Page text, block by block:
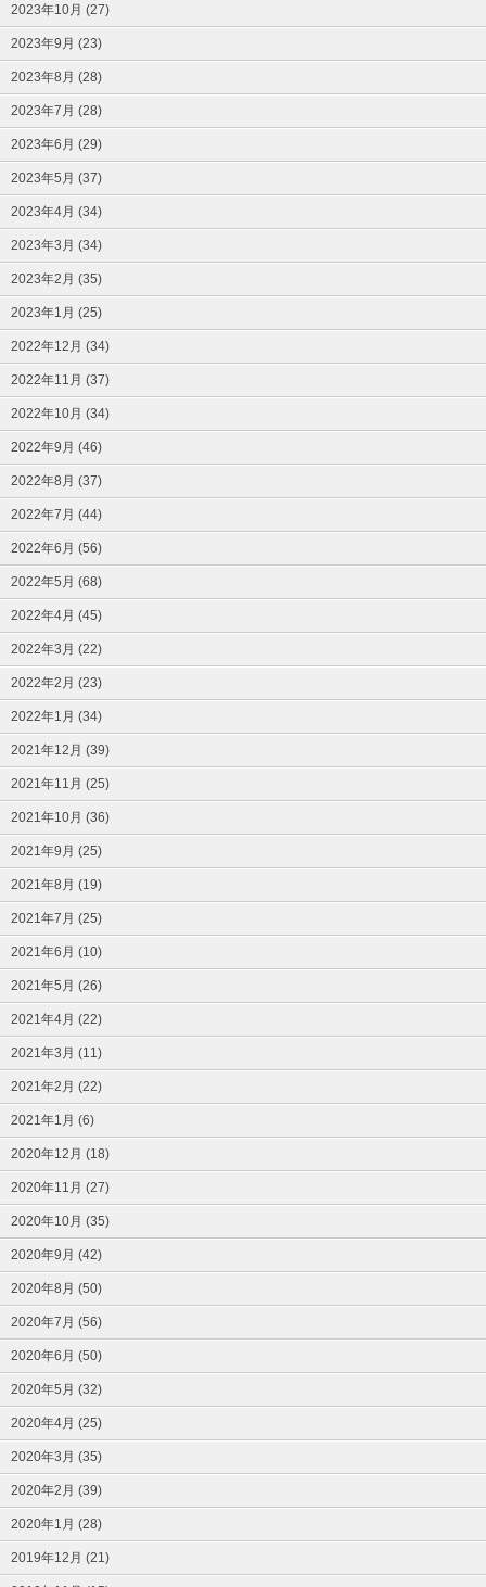
2023年10月 (27)
2023年9月 (23)
2023年8月 (28)
2023年7月 (28)
2023年6月 (29)
2023年5月 (37)
2023年4月 (34)
2023年3月 (34)
2023年2月 (35)
2023年1月 (25)
2022年12月 (34)
2022年11月 (37)
2022年10月 (34)
2022年9月 (46)
2022年8月 (37)
2022年7月 (44)
2022年6月 (56)
2022年5月 (68)
2022年4月 (45)
2022年3月 (22)
2022年2月 (23)
2022年1月 (34)
2021年12月 (39)
2021年11月 (25)
2021年10月 (36)
2021年9月 (25)
2021年8月 (19)
2021年7月 (25)
2021年6月 (10)
2021年5月 (26)
2021年4月 (22)
2021年3月 (11)
2021年2月 (22)
2021年1月 (6)
2020年12月 (18)
2020年11月 (27)
2020年10月 (35)
2020年9月 (42)
2020年8月 (50)
2020年7月 (56)
2020年6月 (50)
2020年5月 (32)
2020年4月 (25)
2020年3月 (35)
2020年2月 (39)
2020年1月 (28)
2019年12月 (21)